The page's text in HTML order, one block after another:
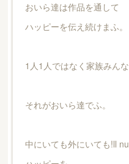
おいら達は作品を通して
ハッピーを伝え続けまふ。
1人1人ではなく家族みんな
それがおいら達でふ。
中にいても外にいても!ll